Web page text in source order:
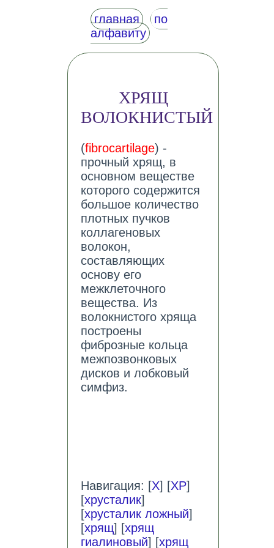
главная
по
алфавиту
ХРЯЩ
ВОЛОКНИСТЫЙ
(fibrocartilage) -
прочный хрящ, в
основном веществе
которого содержится
большое количество
плотных пучков
коллагеновых
волокон,
составляющих
основу его
межклеточного
вещества. Из
волокнистого хряща
построены
фиброзные кольца
межпозвонковых
дисков и лобковый
симфиз.
Навигация: [Х] [ХР]
[хрусталик]
[хрусталик ложный]
[хрящ] [хрящ
гиалиновый] [хрящ